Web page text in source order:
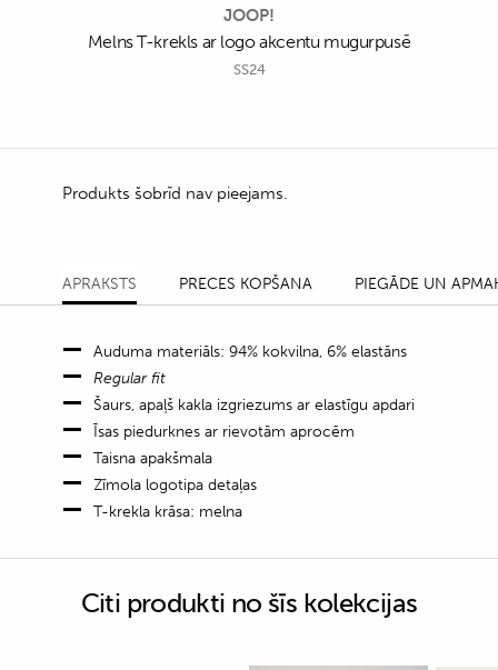
JOOP!
Melns T-krekls ar logo akcentu mugurpusē
SS24
Produkts šobrīd nav pieejams.
APRAKSTS PRECES KOPŠANA PIEGĀDE UN
Auduma materiāls: 94% kokvilna, 6% elastāns
Regular fit
Šaurs, apaļš kakla izgriezums ar elastīgu apdari
Īsas piedurknes ar rievotām aprocēm
Taisna apakšmala
Zīmola logotipa detaļas
T-krekla krāsa: melna
Citi produkti no šīs kolekcijas